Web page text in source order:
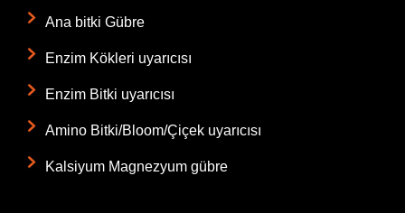
Ana bitki Gübre
Enzim Kökleri uyarıcısı
Enzim Bitki uyarıcısı
Amino Bitki/Bloom/Çiçek uyarıcısı
Kalsiyum Magnezyum gübre